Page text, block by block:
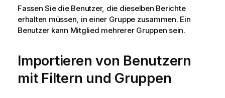
Fassen Sie die Benutzer, die dieselben Berichte
erhalten müssen, in einer Gruppe zusammen. Ein
Benutzer kann Mitglied mehrerer Gruppen sein.
Importieren von Benutzern
mit Filtern und Gruppen